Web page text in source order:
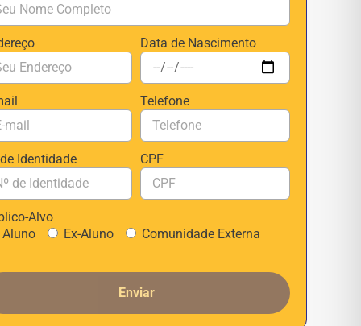
Data de Nascimento
Telefone
Identidade CPF
Alvo
Aluno
Ex-Aluno Comunidade Externa
Enviar